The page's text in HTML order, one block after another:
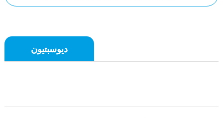
ديوسبتيون